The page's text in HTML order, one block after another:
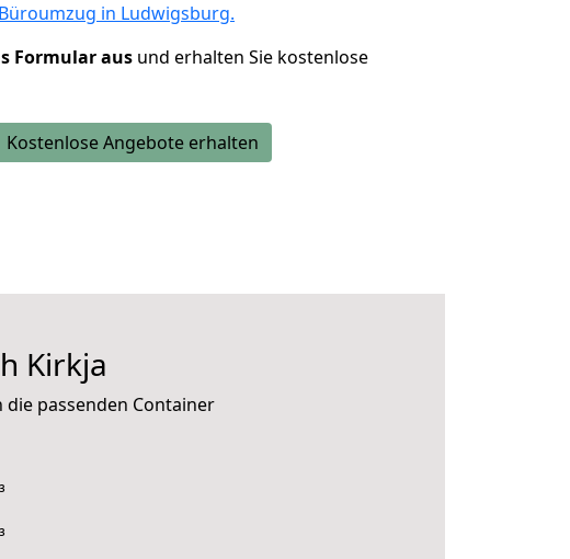
Büroumzug in Ludwigsburg.
Formular aus und erhalten Sie kostenlose
Kostenlose Angebote erhalten
Kirkja
passenden Container